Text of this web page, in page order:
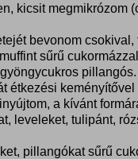
kicsit megmikrózom
bevonom csokival,
sűrű
pillangós.
étkezési keményítővel
a kívánt
leveleket, tulipánt,
pillangókat sűrű